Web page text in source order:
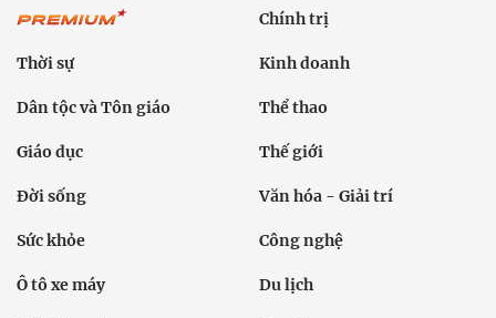
Chính trị
Thời sự Kinh doanh
Dân tộc và Tôn giáo Thể thao
Giáo dục Thế giới
Đời sống Văn hóa - Giải trí
Sức khỏe Công nghệ
Ô tô xe máy Du lịch